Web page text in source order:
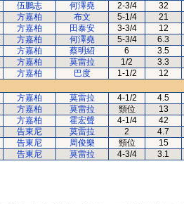
伍鵬志 何澤堯 2-3/4 32
方嘉柏 布文 5-1/4 21
方嘉柏 田泰安 3-3/4 12
方嘉柏 何澤堯 5-3/4 6.3
方嘉柏 蔡明紹 6 3.5
方嘉柏 莫雷拉 1/2 3.3
方嘉柏 巴度 1-1/2 12
方嘉柏 莫雷拉 4-1/2 4.5
方嘉柏 莫雷拉 頸位 13
方嘉柏 霍宏聲 4-1/4 42
告東尼 莫雷拉 2 4.7
告東尼 周俊樂 頸位 15
告東尼 莫雷拉 4-3/4 3.1